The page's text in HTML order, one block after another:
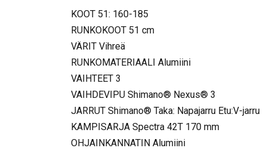
KOOT 51: 160-185
RUNKOKOOT 51 cm
VÄRIT Vihreä
RUNKOMATERIAALI Alumiini
VAIHTEET 3
VAIHDEVIPU Shimano® Nexus® 3
JARRUT Shimano® Taka: Napajarru Etu:V-jarru
KAMPISARJA Spectra 42T 170 mm
OHJAINKANNATIN Alumiini